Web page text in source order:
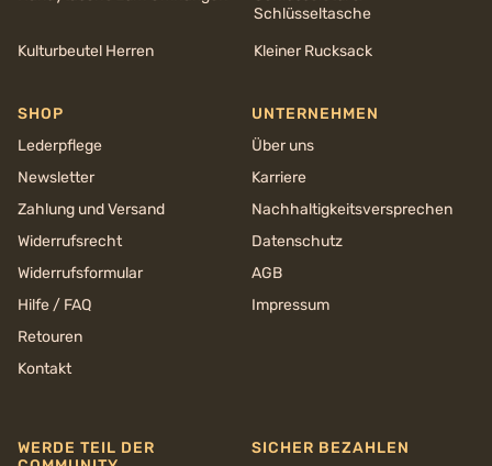
Schlüsseltasche
Kulturbeutel Herren
Kleiner Rucksack
SHOP
Lederpflege
Newsletter
Zahlung und Versand
Widerrufsrecht
Widerrufsformular
Hilfe / FAQ
Retouren
Kontakt
UNTERNEHMEN
Über uns
Karriere
Nachhaltigkeits­versprechen
Datenschutz
AGB
Impressum
WERDE TEIL DER
SICHER BEZAHLEN